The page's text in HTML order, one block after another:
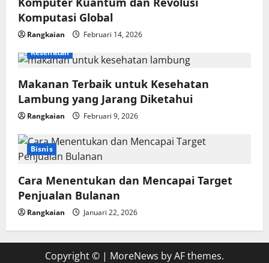
Komputasi Global
Rangkaian
Februari 14, 2026
Kesehatan
Makanan Terbaik untuk Kesehatan
Lambung yang Jarang Diketahui
Rangkaian Februari 9, 2026
Bisnis
Cara Menentukan dan Mencapai Target
Penjualan Bulanan
Rangkaian Januari 22, 2026
Copyright © | MoreNews by AF themes.